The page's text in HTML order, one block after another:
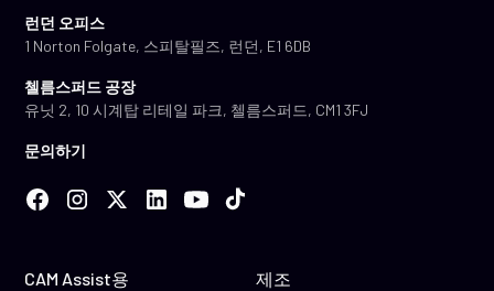
런던 오피스
1 Norton Folgate, 스피탈필즈, 런던, E1 6DB
첼름스퍼드 공장
유닛 2, 10 시계탑 리테일 파크, 첼름스퍼드, CM1 3FJ
문의하기
CAM Assist용 제조